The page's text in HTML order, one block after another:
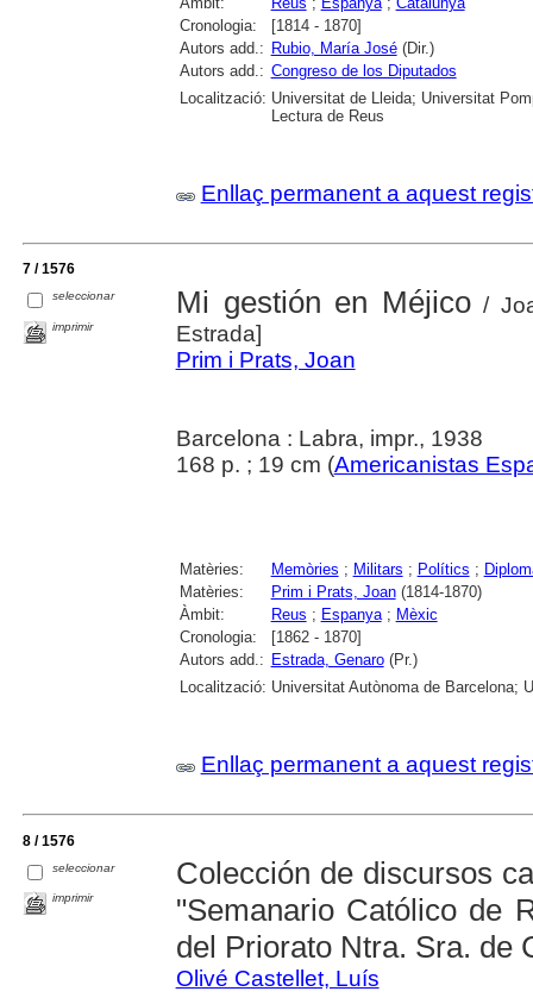
Cronologia:
[1814 - 1870]
Autors add.: Rubio, María José(Dir.)
Autors add.: Congreso de los Diputados
Localització: Universitat de Lleida; Universitat
Lectura de Reus
Enllaç permanent a aquest
7 / 1576
seleccionar
imprimir
Mi gestión en Méjico /
Estrada]
Prim i Prats, Joan
Barcelona : Labra, impr., 1938
168 p. ; 19 cm (Americanistas
Matèries: Memòries ; Militars ; Polítics ;
Matèries:
Prim i Prats, Joan(1814-1870)
Àmbit:
Reus ; Espanya; Mèxic
Cronologia:
[1862 - 1870]
Autors add.: Estrada, Genaro(Pr.)
Localització: Universitat Autònoma de Barcelona;
Enllaç permanent a aquest
8 / 1576
seleccionar
imprimir
Colección de discursos
"Semanario Católico de
del Priorato Ntra. Sra. de
Olivé Castellet, Luís